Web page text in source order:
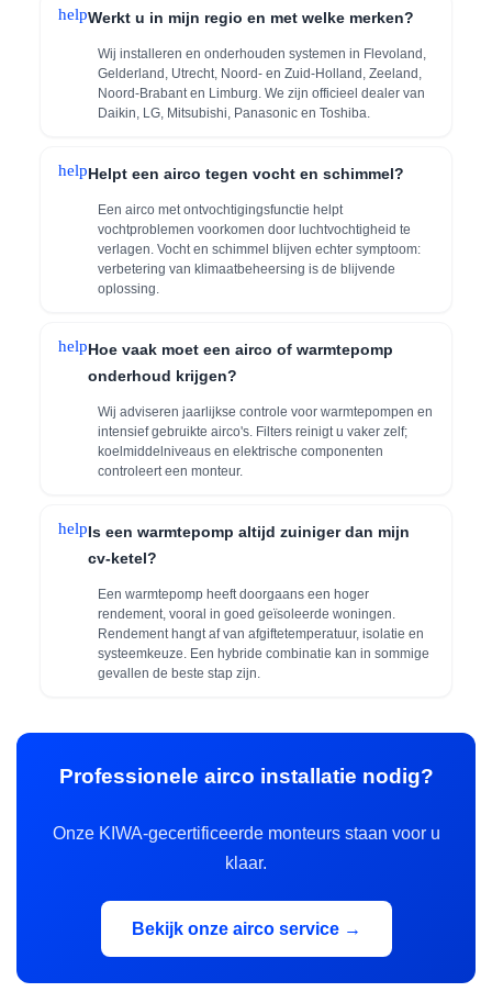
helpWerkt u in mijn regio en met welke merken?
Wij installeren en onderhouden systemen in Flevoland,
Gelderland, Utrecht, Noord‑ en Zuid‑Holland, Zeeland,
Noord‑Brabant en Limburg. We zijn officieel dealer van
Daikin, LG, Mitsubishi, Panasonic en Toshiba.
helpHelpt een airco tegen vocht en schimmel?
Een airco met ontvochtigingsfunctie helpt
vochtproblemen voorkomen door luchtvochtigheid te
verlagen. Vocht en schimmel blijven echter symptoom:
verbetering van klimaatbeheersing is de blijvende
oplossing.
helpHoe vaak moet een airco of warmtepomp
onderhoud krijgen?
Wij adviseren jaarlijkse controle voor warmtepompen en
intensief gebruikte airco's. Filters reinigt u vaker zelf;
koelmiddelniveaus en elektrische componenten
controleert een monteur.
helpIs een warmtepomp altijd zuiniger dan mijn
cv-ketel?
Een warmtepomp heeft doorgaans een hoger
rendement, vooral in goed geïsoleerde woningen.
Rendement hangt af van afgiftetemperatuur, isolatie en
systeemkeuze. Een hybride combinatie kan in sommige
gevallen de beste stap zijn.
Professionele airco installatie nodig?
Onze KIWA-gecertificeerde monteurs staan voor u
klaar.
Bekijk onze airco service →